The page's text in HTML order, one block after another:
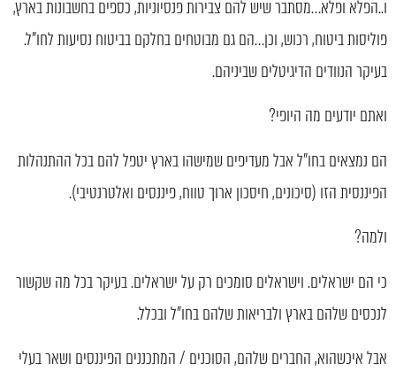
ו..הפלא ופלא…מסתבר שיש להם צבירות פנסיוניות, כספים בחשבונות בארץ,
פוליסות ביטוח, רכוש, וכן…הם גם מבוטחים בחלקם בביטוח נסיעות לחו"ל.
בעיקר הנוודים הדיגיטלים שביניהם.
ואתם יודעים מה היופי?
הם נמצאים בחו"ל אבל מעדיפים שמישהו בארץ יטפל להם בכל ההתנהלות
הפיננסית הזו (סיכונים, חיסכון ארוך טווח, פיננסים ואלטרנטיבי).
ולמה?
כי הם ישראלים. וישראלים סומכים רק על ישראלים. בעיקר בכל מה שקשור
לנכסים שלהם בארץ ולבריאות שלהם בחו"ל ובכלל.
אבל איכשהוא, החברים שלהם, הסוכנים / המתכננים הפיננסים ושאר בעלי